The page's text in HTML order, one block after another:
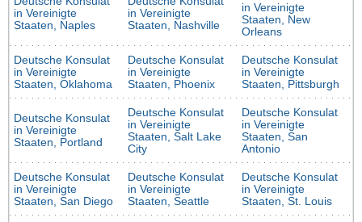
in Vereinigte
Staaten, Naples
in Vereinigte
Staaten, Nashville
in Vereinigte
Staaten, New
Orleans
Deutsche Konsulat
in Vereinigte
Staaten, Oklahoma
Deutsche Konsulat
in Vereinigte
Staaten, Phoenix
Deutsche Konsulat
in Vereinigte
Staaten, Pittsburgh
Deutsche Konsulat
in Vereinigte
Staaten, Portland
Deutsche Konsulat
in Vereinigte
Staaten, Salt Lake
City
Deutsche Konsulat
in Vereinigte
Staaten, San
Antonio
Deutsche Konsulat
in Vereinigte
Staaten, San Diego
Deutsche Konsulat
in Vereinigte
Staaten, Seattle
Deutsche Konsulat
in Vereinigte
Staaten, St. Louis